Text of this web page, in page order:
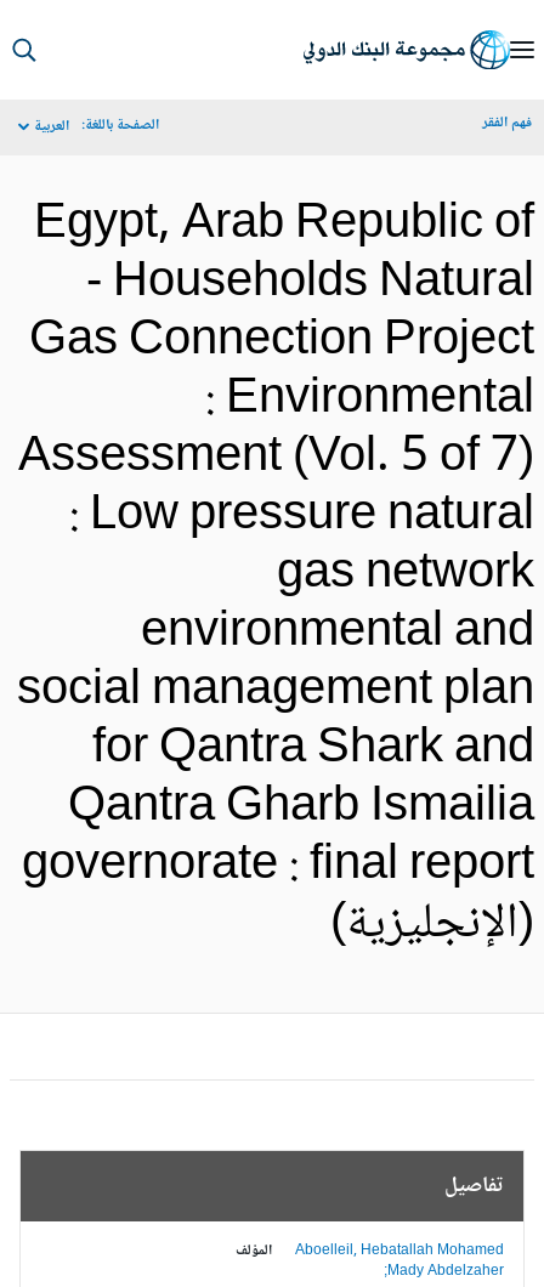
الفقر الصفحة باللغة: العربية
Egypt, Arab Republic
- Households
Gas Connection
:
Assessment (Vol. 5 of
: Low pressure
gas
environmental
social management
for Qantra Shark
Qantra Gharb
governorate : final
تفاصيل
المؤلف
Aboelleil, Hebatallah Mohamed
Mady Abdelzaher;